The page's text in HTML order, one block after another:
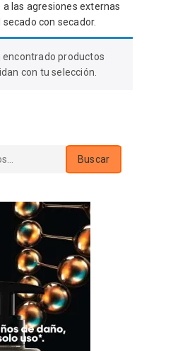
las agresiones externas
con secador.
encontrado productos
con tu selección.
Buscar